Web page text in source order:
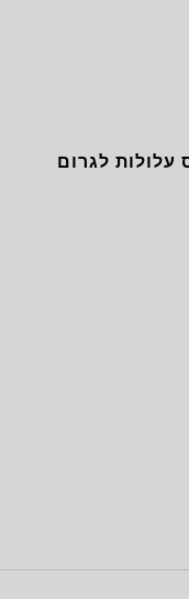
לגרום